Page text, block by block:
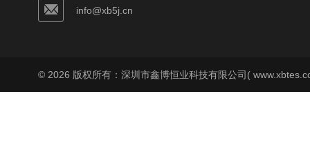
info@xb5j.cn
© 2026 版权所有：深圳市鑫博恒业科技有限公司(